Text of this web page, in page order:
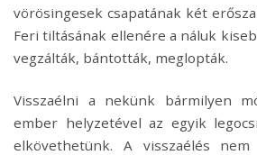
vörösingesek csapatának két
Feri tiltásának ellenére a náluk
vegzálták, bántották, meglopták.
Visszaélni a nekünk bármilyen
ember helyzetével az egyik
elkövethetünk. A visszaélés nem